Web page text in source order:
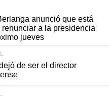
anunció que está
a la presidencia
jueves
de ser el director